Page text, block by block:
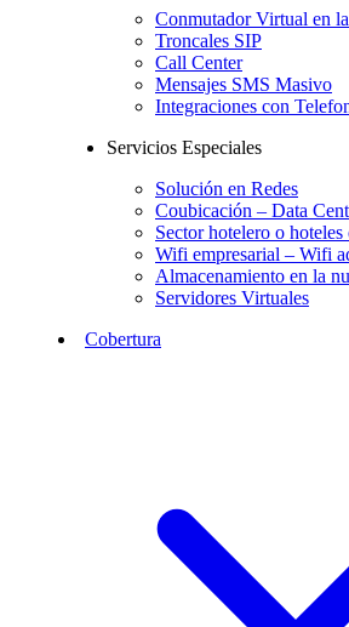
Conmutador Virtual en
Troncales SIP
Call Center
Mensajes SMS Masivo
Integraciones con
Servicios Especiales
Solución en Redes
Coubicación – Data
Sector hotelero o
Wifi empresarial – Wifi
Almacenamiento en la
Servidores Virtuales
Cobertura